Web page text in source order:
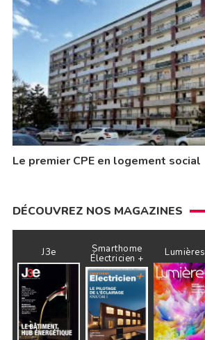
Le premier CPE en logement social
DÉCOUVREZ NOS MAGAZINES
J3e Smarthome
Électricien + Lumières